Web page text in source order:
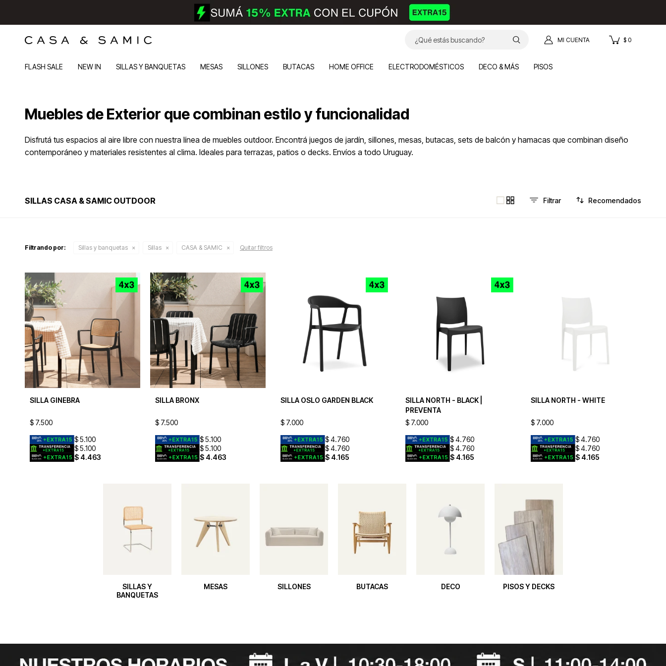
FLASH SALE NEW IN SILLAS Y BANQUETAS MESAS SILLONES BUTACAS HOME OFFICE ELECTRODOMÉSTICOS DECO & MÁS PISOS
$ 0
Muebles de Exterior que combinan estilo y funcionalidad
Disfrutá tus espacios al aire libre con nuestra línea de muebles outdoor. Encontrá juegos de jardín, sillones, mesas, butacas, sets de balcón y hamacas que combinan diseño
contemporáneo y materiales resistentes al clima. Ideales para terrazas, patios o decks. Envíos a todo Uruguay.
SILLAS CASA & SAMIC OUTDOOR Recomendados
Filtrando por: Sillas y banquetas Sillas CASA & SAMIC Quitar filtros
SILLA GINEBRA
$ 7.500
$5.100
$5.100
$ 4.463
SILLA BRONX
$ 7.500
$5.100
$5.100
$ 4.463
SILLA OSLO GARDEN BLACK
$ 7.000
$ 4.760
$ 4.760
$ 4.165
SILLA NORTH - BLACK |
PREVENTA
$ 7.000
$4.760
$4.760
$ 4.165
SILLA NORTH - WHITE
$ 7.000
$4.760
$4.760
$ 4.165
SILLAS Y
BANQUETAS
MESAS SILLONES BUTACAS DECO PISOS Y DECKS